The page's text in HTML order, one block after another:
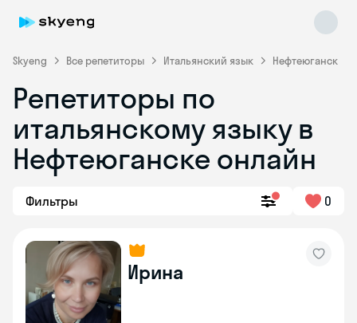
Skyeng Все репетиторы Итальянский язык Нефтеюганск
Репетиторы по
итальянскому языку в
Нефтеюганске онлайн
Фильтры 0
Ирина
Skyeng Chat